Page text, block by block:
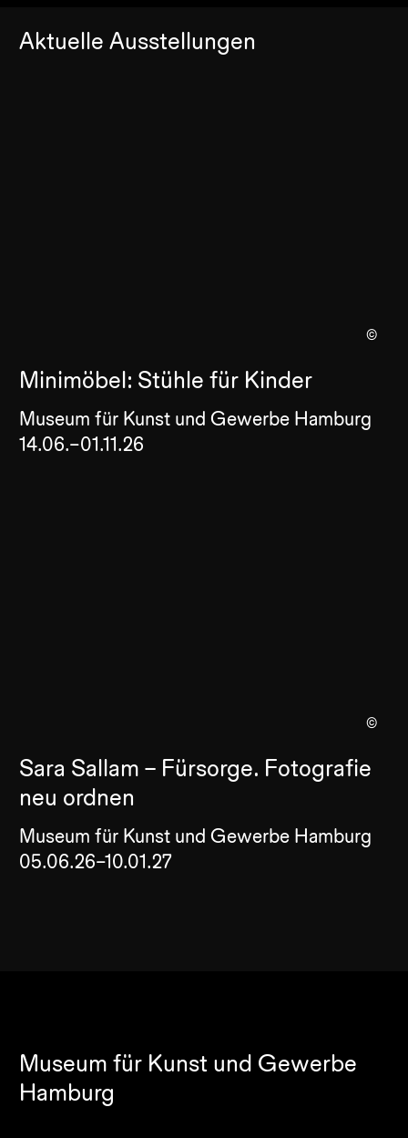
Aktuelle Ausstellungen
©
Minimöbel: Stühle für Kinder
Museum für Kunst und Gewerbe Hamburg
14.06.–01.11.26
©
Sara Sallam – Fürsorge. Fotografie
neu ordnen
Museum für Kunst und Gewerbe Hamburg
05.06.26–10.01.27
Museum für Kunst und Gewerbe
Hamburg